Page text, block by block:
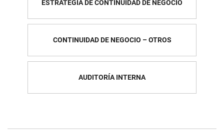
ESTRATEGIA DE CONTINUIDAD DE NEGOCIO
CONTINUIDAD DE NEGOCIO – OTROS
AUDITORÍA INTERNA